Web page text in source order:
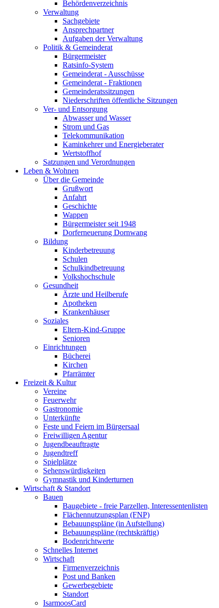
Behördenverzeichnis
Verwaltung
Sachgebiete
Ansprechpartner
Aufgaben der Verwaltung
Politik & Gemeinderat
Bürgermeister
Ratsinfo-System
Gemeinderat - Ausschüsse
Gemeinderat - Fraktionen
Gemeinderatssitzungen
Niederschriften öffentliche Sitzungen
Ver- und Entsorgung
Abwasser und Wasser
Strom und Gas
Telekommunikation
Kaminkehrer und Energieberater
Wertstoffhof
Satzungen und Verordnungen
Leben & Wohnen
Über die Gemeinde
Grußwort
Anfahrt
Geschichte
Wappen
Bürgermeister seit 1948
Dorferneuerung Dornwang
Bildung
Kinderbetreuung
Schulen
Schulkindbetreuung
Volkshochschule
Gesundheit
Ärzte und Heilberufe
Apotheken
Krankenhäuser
Soziales
Eltern-Kind-Gruppe
Senioren
Einrichtungen
Bücherei
Kirchen
Pfarrämter
Freizeit & Kultur
Vereine
Feuerwehr
Gastronomie
Unterkünfte
Feste und Feiern im Bürgersaal
Freiwilligen Agentur
Jugendbeauftragte
Jugendtreff
Spielplätze
Sehenswürdigkeiten
Gymnastik und Kinderturnen
Wirtschaft & Standort
Bauen
Baugebiete - freie Parzellen, Interessentenlisten
Flächennutzungsplan (FNP)
Bebauungspläne (in Aufstellung)
Bebauungspläne (rechtskräftig)
Bodenrichtwerte
Schnelles Internet
Wirtschaft
Firmenverzeichnis
Post und Banken
Gewerbegebiete
Standort
IsarmoosCard